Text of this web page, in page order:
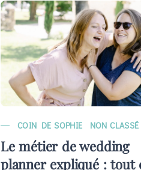
COIN DE SOPHIE NON CLASSÉ
Le métier de wedding
planner expliqué : tout